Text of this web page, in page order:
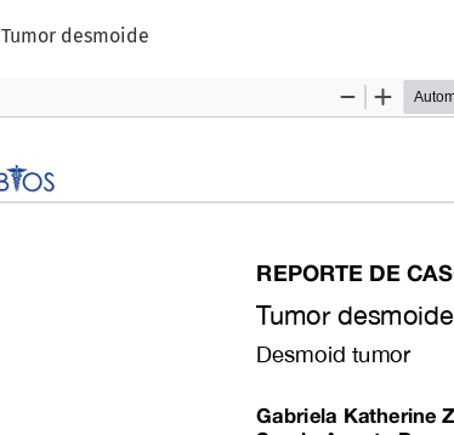
Volver a los detalles del artículo
Tumor desmoide